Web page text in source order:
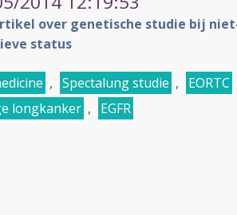
over genetische studie bij
status
, Spectalung studie , EORTC
longkanker , EGFR